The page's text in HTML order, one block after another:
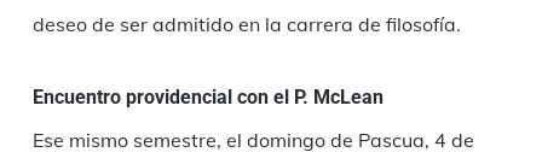
deseo de ser admitido en la carrera de filosofía.
Encuentro providencial con el P. McLean
Ese mismo semestre, el domingo de Pascua, 4 de